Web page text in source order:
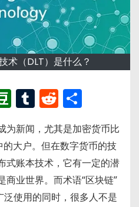
术（DLT）是什么？
D
o
u
b
a
n
T
u
m
bl
r
R
e
d
di
t
享
为新闻，尤其是加密货币比
大户。但在数字货币的技
式账本技术，它有一定的潜
商业世界。而术语“区块链”
泛使用的同时，很多人不是